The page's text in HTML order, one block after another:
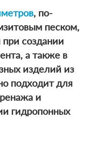
, по-
песком,
при создании
а также в
изделий из
подходит для
и
гидропонных